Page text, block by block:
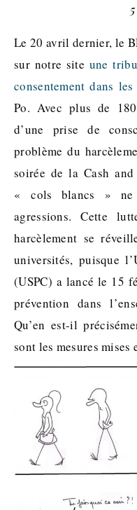
Le 20 avril dernier, le BDE, l’AS et le BDA co-signaient
sur notre site une
consentement dans
Po. Avec plus de
d’une prise de
problème du
soirée de la Cash
« cols blancs » ne
agressions. Cette
harcèlement se
universités, puisque
(USPC) a lancé le 15
prévention dans
Qu’en est-il
sont les mesures